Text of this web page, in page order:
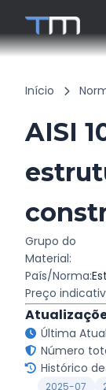
Início
AISI
Grupo do
Material:
País/Norma:
Preço
Última
Número
Histórico
2025-07